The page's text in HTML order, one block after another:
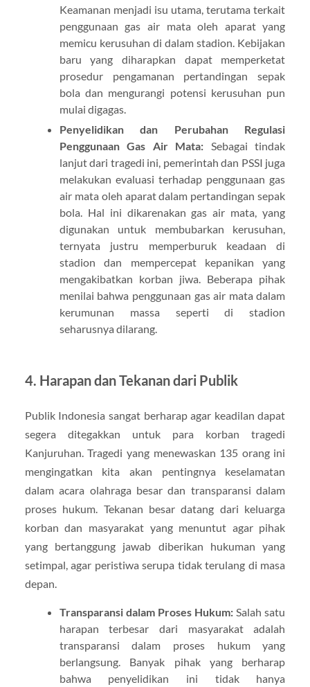
Keamanan menjadi isu utama, terutama terkait
penggunaan gas air mata oleh aparat yang
memicu kerusuhan di dalam stadion. Kebijakan
baru yang diharapkan dapat memperketat
prosedur pengamanan pertandingan sepak
bola dan mengurangi potensi kerusuhan pun
mulai digagas.
Penyelidikan dan Perubahan Regulasi
Penggunaan Gas Air Mata: Sebagai tindak
lanjut dari tragedi ini, pemerintah dan PSSI juga
melakukan evaluasi terhadap penggunaan gas
air mata oleh aparat dalam pertandingan sepak
bola. Hal ini dikarenakan gas air mata, yang
digunakan untuk membubarkan kerusuhan,
ternyata justru memperburuk keadaan di
stadion dan mempercepat kepanikan yang
mengakibatkan korban jiwa. Beberapa pihak
menilai bahwa penggunaan gas air mata dalam
kerumunan massa seperti di stadion
seharusnya dilarang.
4. Harapan dan Tekanan dari Publik
Publik Indonesia sangat berharap agar keadilan dapat
segera ditegakkan untuk para korban tragedi
Kanjuruhan. Tragedi yang menewaskan 135 orang ini
mengingatkan kita akan pentingnya keselamatan
dalam acara olahraga besar dan transparansi dalam
proses hukum. Tekanan besar datang dari keluarga
korban dan masyarakat yang menuntut agar pihak
yang bertanggung jawab diberikan hukuman yang
setimpal, agar peristiwa serupa tidak terulang di masa
depan.
Transparansi dalam Proses Hukum: Salah satu
harapan terbesar dari masyarakat adalah
transparansi dalam proses hukum yang
berlangsung. Banyak pihak yang berharap
bahwa penyelidikan ini tidak hanya